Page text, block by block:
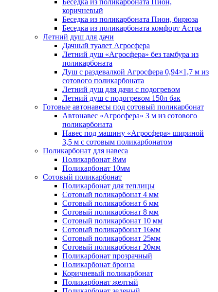
коричневый
Беседка из поликарбоната Пион, бирюза
Беседка из поликарбоната комфорт Астра
Летний душ для дачи
Дачный туалет Агросфера
Летний душ «Агросфера» без тамбура из
поликарбоната
Душ с раздевалкой Агросфера 0,94×1,7 м из
сотового поликарбоната
Летний душ для дачи с подогревом
Летний душ с подогревом 150л бак
Готовые автонавесы под сотовый поликарбонат
Автонавес «Агросфера» 3 м из сотового
поликарбоната
Навес под машину «Агросфера» шириной
3,5 м с сотовым поликарбонатом
Поликарбонат для навеса
Поликарбонат 8мм
Поликарбонат 10мм
Сотовый поликарбонат
Поликарбонат для теплицы
Сотовый поликарбонат 4 мм
Сотовый поликарбонат 6 мм
Сотовый поликарбонат 8 мм
Сотовый поликарбонат 10 мм
Сотовый поликарбонат 16мм
Сотовый поликарбонат 25мм
Сотовый поликарбонат 20мм
Поликарбонат прозрачный
Поликарбонат бронза
Коричневый поликарбонат
Поликарбонат желтый